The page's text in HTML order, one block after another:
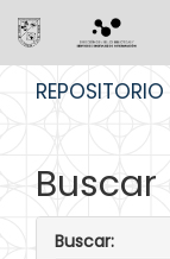
Buscar
Buscar: